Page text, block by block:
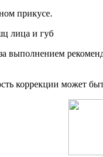
прикусе.
выполнением
коррекции может